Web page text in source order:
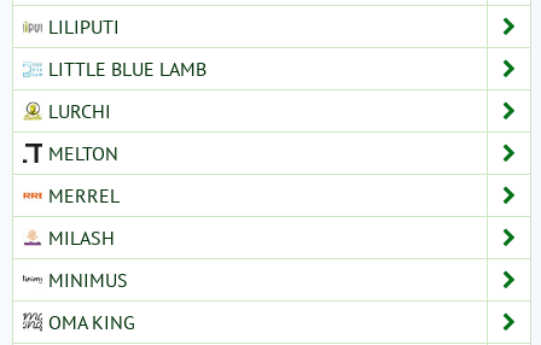
LILIPUTI
LITTLE BLUE LAMB
LURCHI
MELTON
MERREL
MILASH
MINIMUS
OMA KING